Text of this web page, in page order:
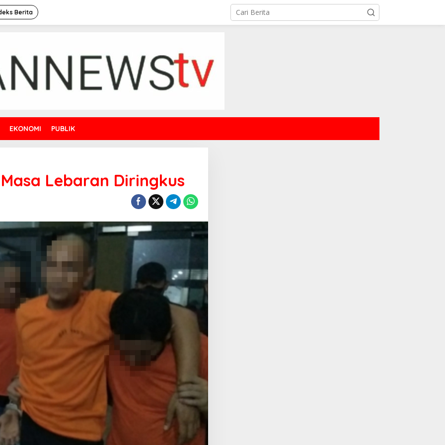
Berita
EKONOMI PUBLIK
Lebaran Diringkus